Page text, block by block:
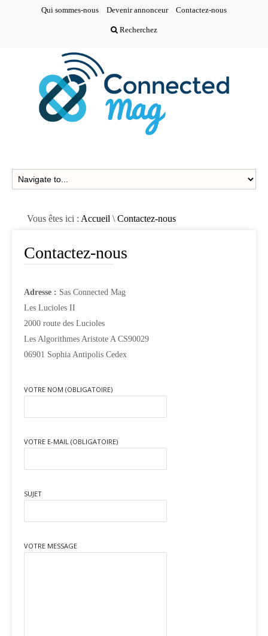
Qui sommes-nous Devenir annonceur Contactez-nous
Recherchez
Vous êtes ici : Accueil \ Contactez-nous
Contactez-nous
Adresse : Sas Connected Mag
Les Lucioles II
2000 route des Lucioles
Les Algorithmes Aristote A CS90029
06901 Sophia Antipolis Cedex
VOTRE NOM (OBLIGATOIRE)
VOTRE E-MAIL (OBLIGATOIRE)
SUJET
VOTRE MESSAGE